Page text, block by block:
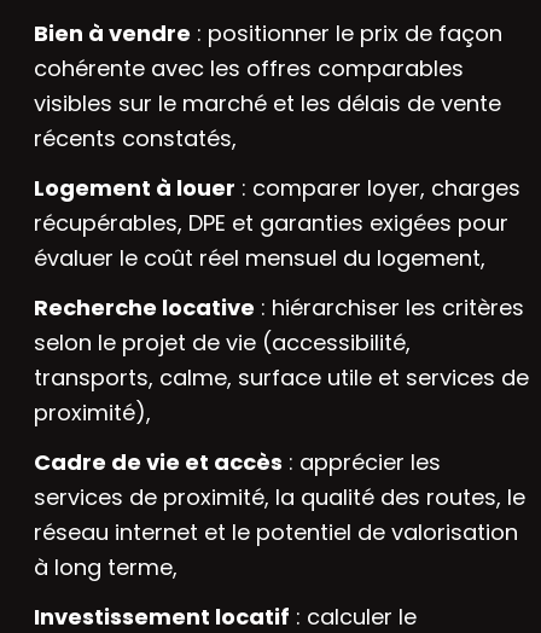
Bien à vendre : positionner le prix de façon
cohérente avec les offres comparables
visibles sur le marché et les délais de vente
récents constatés,
Logement à louer : comparer loyer, charges
récupérables, DPE et garanties exigées pour
évaluer le coût réel mensuel du logement,
Recherche locative : hiérarchiser les critères
selon le projet de vie (accessibilité,
transports, calme, surface utile et services de
proximité),
Cadre de vie et accès : apprécier les
services de proximité, la qualité des routes, le
réseau internet et le potentiel de valorisation
à long terme,
Investissement locatif : calculer le